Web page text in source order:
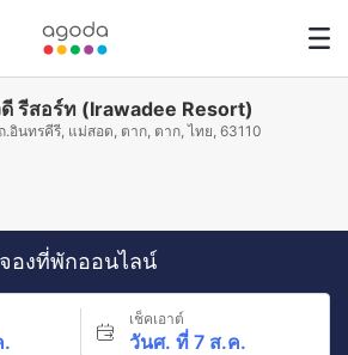
รีสอร์ท (Irawadee Resort)
.อินทรคีรี, แม่สอด, ตาก, ตาก, ไทย, 63110
จองที่พักออนไลน์
เช็คเอาต์
วันศ. ที่ 7 ส.ค.